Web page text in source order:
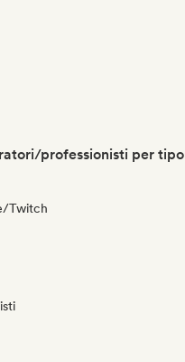
professionisti per tipo
Twitch